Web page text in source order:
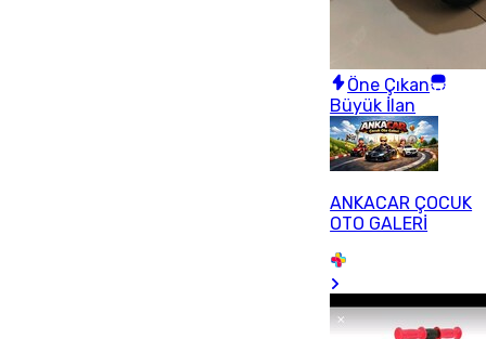
Öne Çıkan
Büyük İlan
ANKACAR ÇOCUK
OTO GALERİ